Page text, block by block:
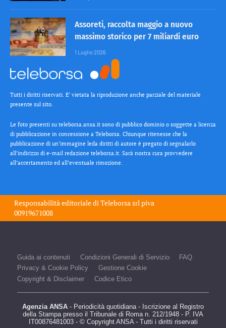
Assoreti, raccolta maggio a nuovo
massimo storico per 7 miliardi euro
1 Luglio 2026
Tutti i diritti riservati. E’ vietata la riproduzione anche parziale del materiale
presente sul sito.
Le foto presenti su teleborsa.ansa.it sono di pubblico dominio o soggette a licenza
di pubblicazione in concessione a Teleborsa. Chiunque ritenesse che la
pubblicazione di un’immagine leda diritti di autore è pregato di segnalarlo
all’indirizzo di e-mail redazione teleborsa.it. Sarà nostra cura provvedere
all’accertamento ed all’eventuale rimozione.
Responsabilità editoriale diTeleborsa srl piva
00919671008
Guida ai contenuti Condizioni Generali di Servizio
FAQ
Privacy & Cookie Policy
Gestione Cookie
Copyright & Disclaimer
Codice Etico
Agenzia ANSA - Periodicità quotidiana - Iscrizione al Registro
della Stampa presso il Tribunale di Roma n. 212/1948 - P. IVA
IT00876481003 - © Copyright ANSA - Tutti i diritti riservati